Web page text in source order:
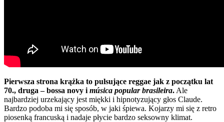
Pierwsza strona krążka to pulsujące reggae jak z początku lat
70., druga – bossa novy i música popular brasileira. Ale
najbardziej urzekający jest miękki i hipnotyzujący głos Claude.
Bardzo podoba mi się sposób, w jaki śpiewa. Kojarzy mi się z retro
piosenką francuską i nadaje płycie bardzo seksowny klimat.